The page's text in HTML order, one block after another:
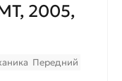
2005,
Передний